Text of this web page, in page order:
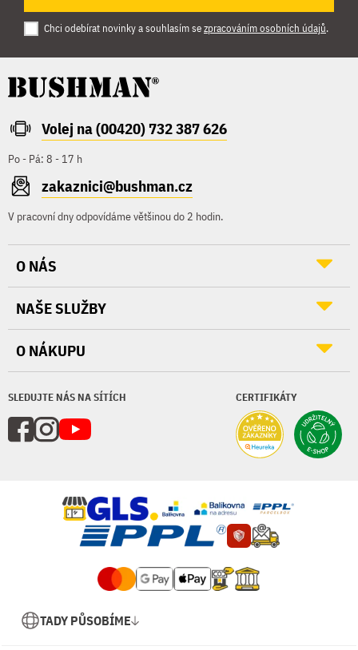
Chci odebírat novinky a souhlasím sezpracováním osobních údajů.
Volej na (00420) 732 387 626
Po - Pá: 8 - 17 h
zakaznici@bushman.cz
V pracovní dny odpovídáme většinou do 2 hodin.
SLEDUJTE NÁS NA SÍTÍCH CERTIFIKÁTY
O NÁS
NAŠE SLUŽBY
O NÁKUPU
TADY PŮSOBÍME